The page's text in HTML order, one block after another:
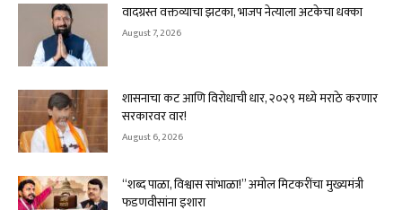
वादग्रस्त वक्तव्याचा झटका, भाजप नेत्याला अटकेचा धक्का
August 7, 2026
शासनाचा कट आणि विरोधाची धार, २०२९ मध्ये मराठे करणार
सरकारवर वार!
August 6, 2026
“शब्द पाळा, विश्वास सांभाळा!” अमोल मिटकरींचा मुख्यमंत्री
फडणवीसांना इशारा